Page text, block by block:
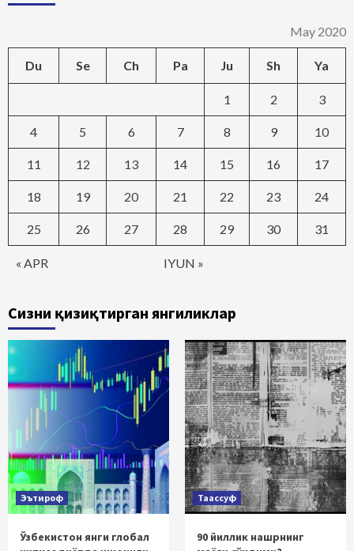
May 2020
Du Se Ch Pa Ju Sh Ya
« APR IYUN »
1 2 3
4 5 6 7 8 9 10
11 12 13 14 15 16 17
18 19 20 21 22 23 24
25 26 27 28 29 30 31
Сизни қизиқтирган янгиликлар
Эътироф
Ўзбекистон янги глобал
Таассуф
90 йиллик нашрнинг